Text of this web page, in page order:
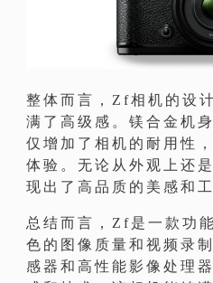
整体而言，Zf相机的设
满了高级感。镁合金机
仅增加了相机的耐用性
体验。无论从外观上还
现出了高品质的美感和
总结而言，Zf是一款功
色的图像质量和视频录
感器和高性能影像处理